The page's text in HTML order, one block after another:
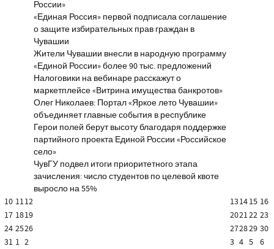
России»
«Единая Россия» первой подписала соглашение
о защите избирательных прав граждан в
Чувашии
Жители Чувашии внесли в народную программу
«Единой России» более 90 тыс. предложений
Налоговики на вебинаре расскажут о
маркетплейсе «Витрина имущества банкротов»
Олег Николаев: Портал «Яркое лето Чувашии»
объединяет главные события в республике
Герои полей берут высоту благодаря поддержке
партийного проекта Единой России «Российское
село»
ЧувГУ подвел итоги приоритетного этапа
зачисления: число студентов по целевой квоте
выросло на 55%
10 1112 131415 16
17 1819 202122 23
24 2526 272829 30
31 1 2 3 4 5 6